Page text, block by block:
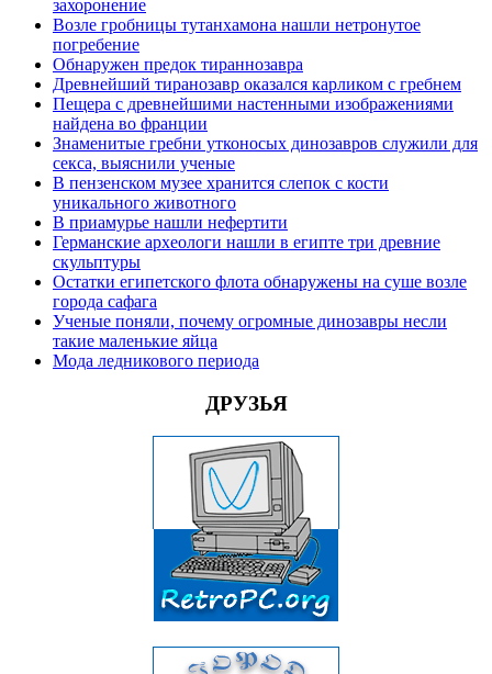
захоронение
Возле гробницы тутанхамона нашли нетронутое
погребение
Обнаружен предок тираннозавра
Древнейший тиранозавр оказался карликом с гребнем
Пещера с древнейшими настенными изображениями
найдена во франции
Знаменитые гребни утконосых динозавров служили для
секса, выяснили ученые
В пензенском музее хранится слепок с кости
уникального животного
В приамурье нашли нефертити
Германские археологи нашли в египте три древние
скульптуры
Остатки египетского флота обнаружены на суше возле
города сафага
Ученые поняли, почему огромные динозавры несли
такие маленькие яйца
Мода ледникового периода
ДРУЗЬЯ